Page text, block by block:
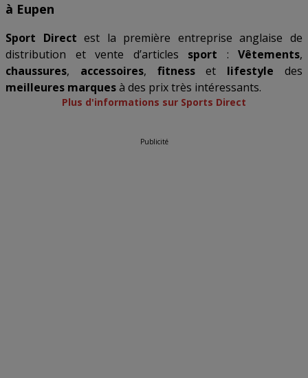
à Eupen
Sport Direct est la première entreprise anglaise de
distribution et vente d’articles sport : Vêtements,
chaussures, accessoires, fitnesset lifestyle des
meilleures marquesà des prix très intéressants.
Plus d'informations sur Sports Direct
Publicité